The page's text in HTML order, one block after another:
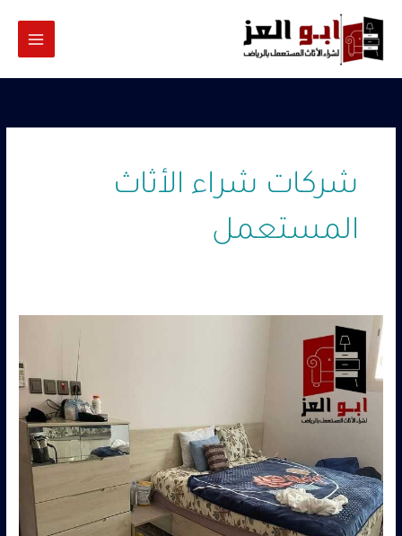
المحتوى
شركات شراء الأثاث
المستعمل
شراء
أثاث
مستعمل
جنوب
الرياض
شركة
ابو
العز